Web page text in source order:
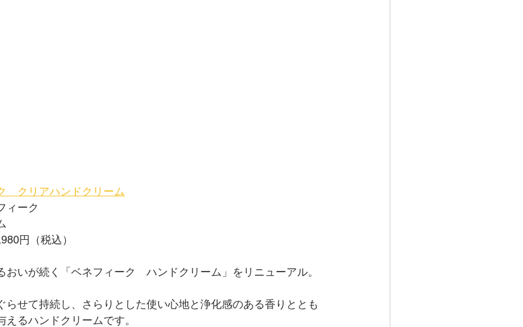
　クリアハンドクリーム
ィーク
円（税込）
おいが続く「ベネフィーク　ハンドクリーム」をリニューアル。
せて持続し、さらりとした使い心地と浄化感のある香りととも
るハンドクリームです。